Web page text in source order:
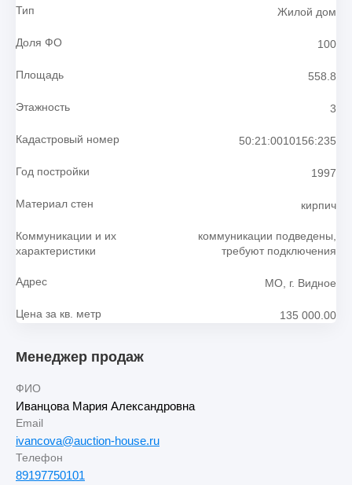
Тип Жилой дом
Доля ФО 100
Площадь 558.8
Этажность 3
Кадастровый номер 50:21:0010156:235
Год постройки 1997
Материал стен кирпич
Коммуникации и их
характеристики
коммуникации подведены,
требуют подключения
Адрес МО, г. Видное
Цена за кв. метр 135 000.00
Менеджер продаж
ФИО
Иванцова Мария Александровна
Email
ivancova@auction-house.ru
Телефон
89197750101